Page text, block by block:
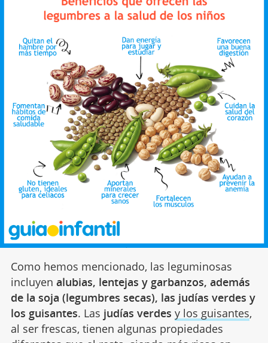
Como hemos mencionado, las leguminosas
incluyen alubias, lentejas y garbanzos, además
de la soja (legumbres secas), las judías verdes y
los guisantes. Las judías verdes y los guisantes,
al ser frescas, tienen algunas propiedades